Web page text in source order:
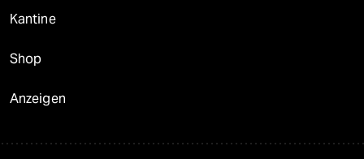
Kantine
Shop
Anzeigen